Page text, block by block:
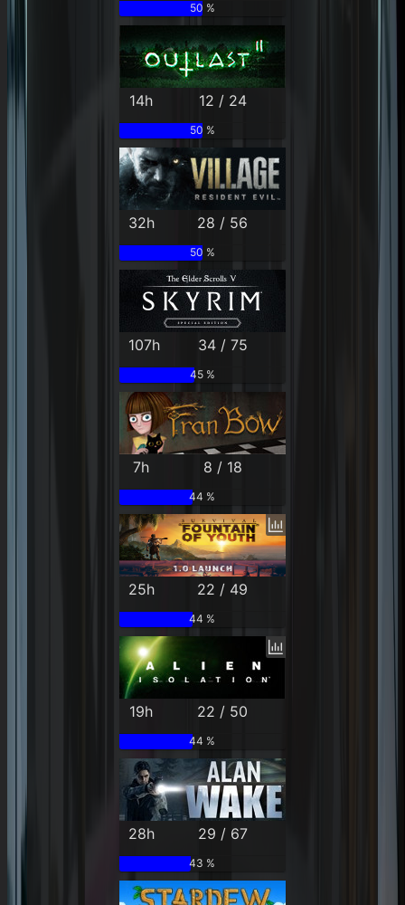
50 %
14h 12 / 24
50 %
32h 28 / 56
50 %
107h 34 / 75
45 %
7h 8 / 18
44 %
25h 22 / 49
44 %
19h 22 / 50
44 %
28h 29 / 67
43 %